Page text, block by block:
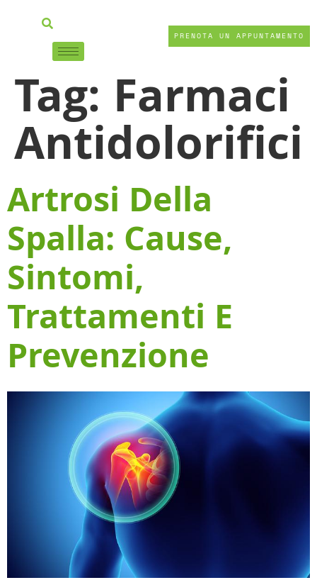
PRENOTA UN APPUNTAMENTO
Tag: Farmaci
Antidolorifici
Artrosi Della
Spalla: Cause,
Sintomi,
Trattamenti E
Prevenzione